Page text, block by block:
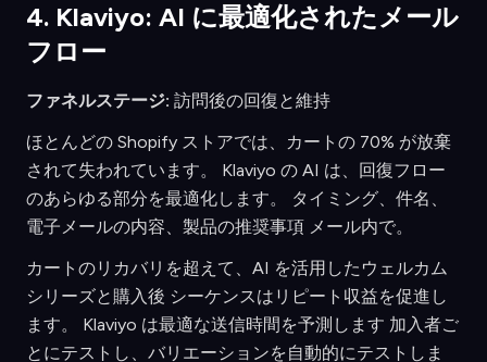
4. Klaviyo: AI に最適化されたメール
フロー
ファネルステージ: 訪問後の回復と維持
ほとんどの Shopify ストアでは、カートの 70% が放棄
されて失われています。 Klaviyo の AI は、回復フロー
のあらゆる部分を最適化します。 タイミング、件名、
電子メールの内容、製品の推奨事項 メール内で。
カートのリカバリを超えて、AI を活用したウェルカム
シリーズと購入後 シーケンスはリピート収益を促進し
ます。 Klaviyo は最適な送信時間を予測します 加入者ご
とにテストし、バリエーションを自動的にテストしま